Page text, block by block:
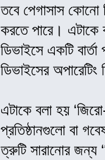
তবে পেগাসাস কোনো
করতে পারে। এটাকে
ডিভাইসে একটি
ডিভাইসের
এটাকে বলা হয়
প্রতিষ্ঠানগুলো বা
ত্রুটি সারানোর জন্য